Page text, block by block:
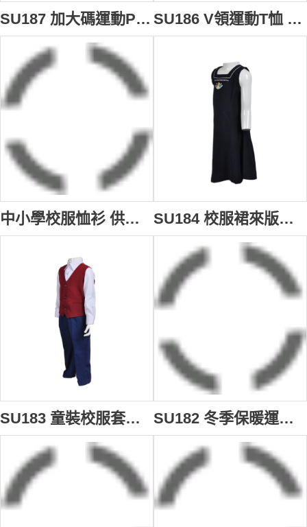
SU187 加大碼運動Polo衫 供應訂購 校服款式運動Polo衫 繡花Polo衫設計選擇 校服Polo衫香港公司 SU186 V領運動T恤 來版訂造 體育校服T恤 吸濕排汗校服T T恤專門店
中小學校服恤衫 供應訂購 學校Logo繡花恤衫格仔紋恤衫上衣 恤衫專門店 男兒 夏季 校服 SU185 SU184 校服裙來版訂做 背心長款校服裙 繡花Logo背心裙 小學幼兒園校服設計 校服製造商
SU183 童裝校服套裝 度身訂製 小學三件套校服 套裝禮服設計選擇 校服供應商 SU182 冬季保暖運動服 來款訂造 團體繡花運動外套 校服運動服選擇 校服運動服製造商